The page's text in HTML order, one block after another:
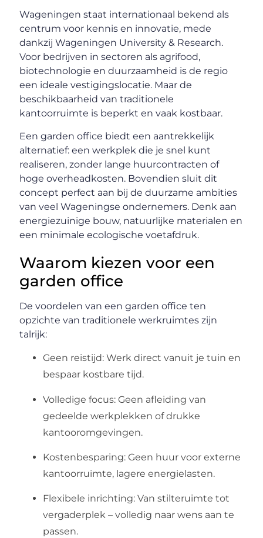
Wageningen staat internationaal bekend als
centrum voor kennis en innovatie, mede
dankzij Wageningen University & Research.
Voor bedrijven in sectoren als agrifood,
biotechnologie en duurzaamheid is de regio
een ideale vestigingslocatie. Maar de
beschikbaarheid van traditionele
kantoorruimte is beperkt en vaak kostbaar.
Een garden office biedt een aantrekkelijk
alternatief: een werkplek die je snel kunt
realiseren, zonder lange huurcontracten of
hoge overheadkosten. Bovendien sluit dit
concept perfect aan bij de duurzame ambities
van veel Wageningse ondernemers. Denk aan
energiezuinige bouw, natuurlijke materialen en
een minimale ecologische voetafdruk.
Waarom kiezen voor een
garden office
De voordelen van een garden office ten
opzichte van traditionele werkruimtes zijn
talrijk:
Geen reistijd: Werk direct vanuit je tuin en
bespaar kostbare tijd.
Volledige focus: Geen afleiding van
gedeelde werkplekken of drukke
kantooromgevingen.
Kostenbesparing: Geen huur voor externe
kantoorruimte, lagere energielasten.
Flexibele inrichting: Van stilteruimte tot
vergaderplek – volledig naar wens aan te
passen.